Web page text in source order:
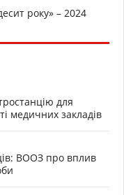
року» – 2024
для
медичних закладів
ВООЗ про вплив